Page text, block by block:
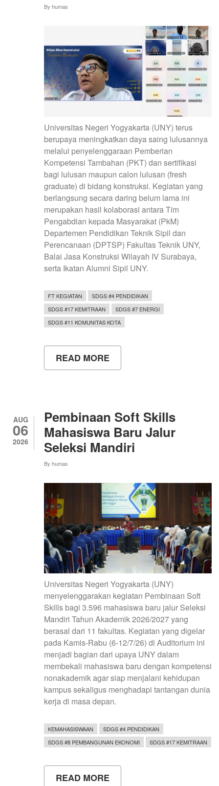
By humas
Universitas Negeri Yogyakarta (UNY) terus
berupaya meningkatkan daya saing lulusannya
melalui penyelenggaraan Pemberian
Kompetensi Tambahan (PKT) dan sertifikasi
bagi lulusan maupun calon lulusan (fresh
graduate) di bidang konstruksi. Kegiatan yang
berlangsung secara daring belum lama ini
merupakan hasil kolaborasi antara Tim
Pengabdian kepada Masyarakat (PkM)
Departemen Pendidikan Teknik Sipil dan
Perencanaan (DPTSP) Fakultas Teknik UNY,
Balai Jasa Konstruksi Wilayah IV Surabaya,
serta Ikatan Alumni Sipil UNY.
FT KEGIATAN
SDGS #4 PENDIDIKAN
SDGS #17 KEMITRAAN
SDGS #7 ENERGI
SDGS #11 KOMUNITAS KOTA
READ MORE
UNY
DAN
SERTIFIKASI
KONSTRUKSI
UNTUK
TINGKATKAN
DAYA
AUG
06
2026
Pembinaan Soft Skills
Mahasiswa Baru Jalur
Seleksi Mandiri
By humas
Universitas Negeri Yogyakarta (UNY)
menyelenggarakan kegiatan Pembinaan Soft
Skills bagi 3.596 mahasiswa baru jalur Seleksi
Mandiri Tahun Akademik 2026/2027 yang
berasal dari 11 fakultas. Kegiatan yang digelar
pada Kamis-Rabu (6-12/7/26) di Auditorium ini
menjadi bagian dari upaya UNY dalam
membekali mahasiswa baru dengan kompetensi
nonakademik agar siap menjalani kehidupan
kampus sekaligus menghadapi tantangan dunia
kerja di masa depan.
KEMAHASISWAAN
SDGS #4 PENDIDIKAN
SDGS #8 PEMBANGUNAN EKONOMI
SDGS #17 KEMITRAAN
READ MORE